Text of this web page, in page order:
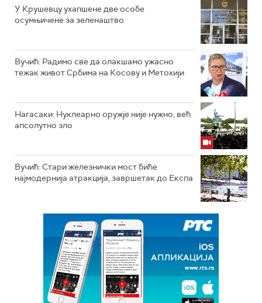
У Крушевцу ухапшене две особе
осумњичене за зеленаштво
Вучић: Радимо све да олакшамо ужасно
тежак живот Србима на Косову и Метохији
Нагасаки: Нуклеарно оружје није нужно, већ
апсолутно зло
Вучић: Стари железнички мост биће
најмодернија атракција, завршетак до Експа